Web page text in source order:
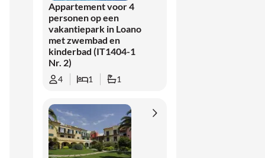
Appartement voor 4
personen op een
vakantiepark in Loano
met zwembad en
kinderbad (IT1404-1
Nr. 2)
4 1 1